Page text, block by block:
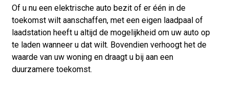
Of u nu een elektrische auto bezit of er één in de
toekomst wilt aanschaffen, met een eigen laadpaal of
laadstation heeft u altijd de mogelijkheid om uw auto op
te laden wanneer u dat wilt. Bovendien verhoogt het de
waarde van uw woning en draagt u bij aan een
duurzamere toekomst.